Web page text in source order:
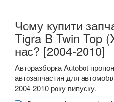
Чому купити
Tigra B Twin Top
нас? [2004-2010]
Авторазборка Autobot
автозапчастин для
2004-2010 року випуску.